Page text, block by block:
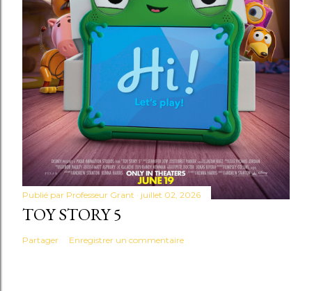
Publié par Professeur Grant juillet 02, 2026
TOY STORY 5
Partager Enregistrer un commentaire